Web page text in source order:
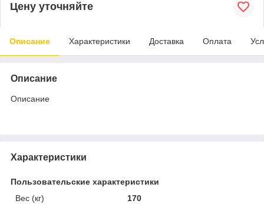
Цену уточняйте
Описание Характеристики Доставка Оплата
Описание
Описание
Характеристики
Пользовательские характеристики
Вес (кг)
170